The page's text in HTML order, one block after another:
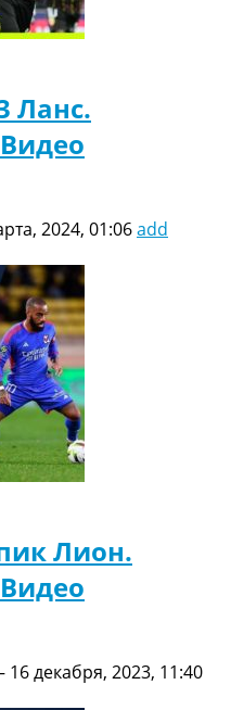
Ланс.
2024, 01:06add
Лион.
16 декабря, 2023, 11:40